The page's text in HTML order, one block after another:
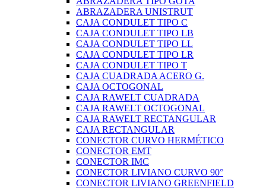
ABRAZADERA UNISTRUT
CAJA CONDULET TIPO C
CAJA CONDULET TIPO LB
CAJA CONDULET TIPO LL
CAJA CONDULET TIPO LR
CAJA CONDULET TIPO T
CAJA CUADRADA ACERO G.
CAJA OCTOGONAL
CAJA RAWELT CUADRADA
CAJA RAWELT OCTOGONAL
CAJA RAWELT RECTANGULAR
CAJA RECTANGULAR
CONECTOR CURVO HERMÉTICO
CONECTOR EMT
CONECTOR IMC
CONECTOR LIVIANO CURVO 90°
CONECTOR LIVIANO GREENFIELD